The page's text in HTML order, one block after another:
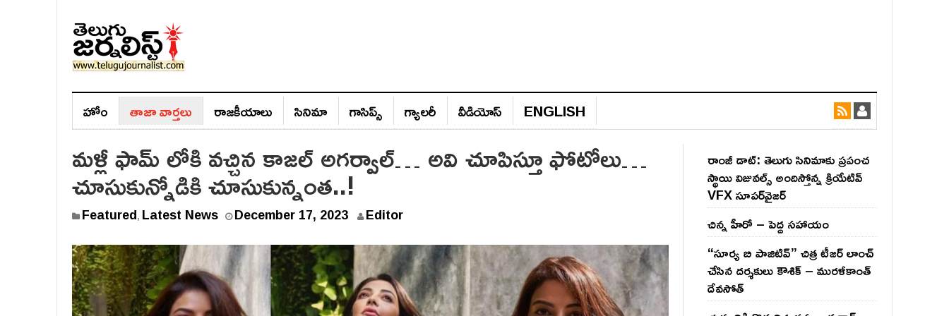
హోం తాజా వార్తలు రాజ‌కీయాలు సినిమా గాసిప్స్‌ గ్యాల‌రీ వీడియోస్‌ ENGLISH
మళ్లీ ఫామ్ లోకి వచ్చిన కాజల్ అగర్వాల్… అవి చూపిస్తూ ఫోటోలు…
చూసుకున్నోడికి చూసుకున్నంత..!
Featured, Latest News December 17, 2023D
c
e
m
b
Editor
రాంజీ డాట్: తెలుగు సినిమాకు ప్రపంచ
స్థాయి విజువల్స్ అందిస్తోన్న క్రియేటివ్
VFX సూపర్‌వైజర్
చిన్న హీరో – పెద్ద సహాయం
“సూర్య బి పాజిటివ్” చిత్ర టీజర్ లాంచ్
చేసిన‌ దర్శకులు కౌశిక్ – మురళీకాంత్
దేవసోత్